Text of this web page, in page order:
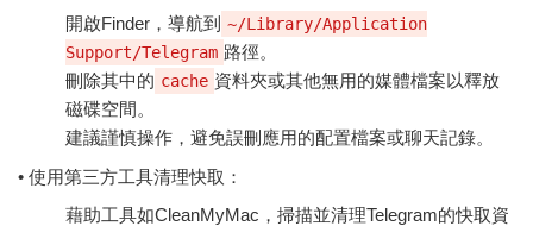
開啟Finder，導航到 ~/Library/Application
Support/Telegram 路徑。
刪除其中的 cache 資料夾或其他無用的媒體檔案以釋放
磁碟空間。
建議謹慎操作，避免誤刪應用的配置檔案或聊天記錄。
• 使用第三方工具清理快取：
藉助工具如CleanMyMac，掃描並清理Telegram的快取資